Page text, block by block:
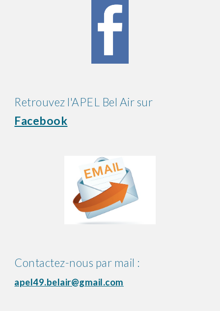
Retrouvez l'APEL Bel Air sur
Facebook
Contactez-nous par mail :
apel49.belair@gmail.com